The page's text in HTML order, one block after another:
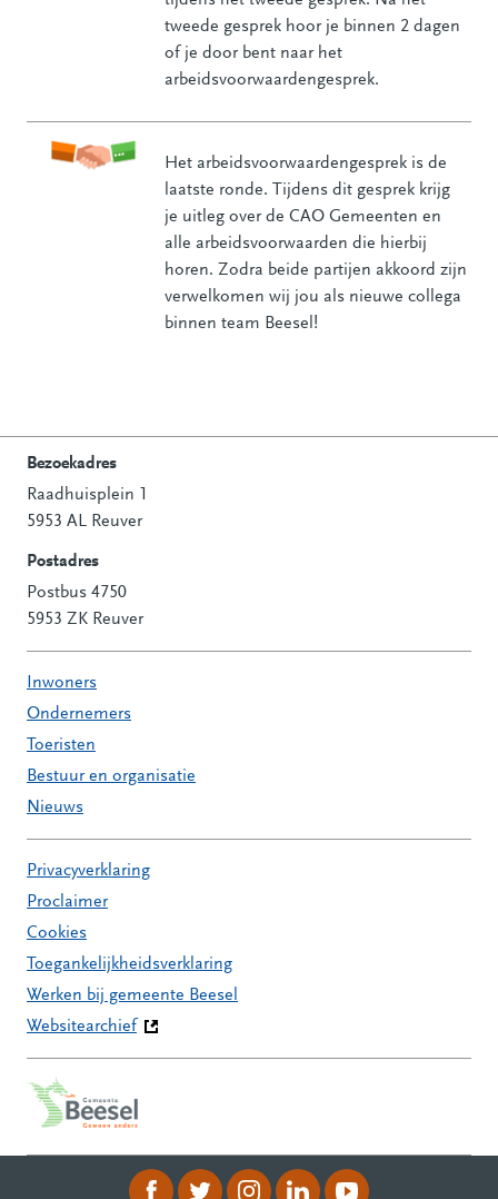
tweede gesprek hoor je binnen 2 dagen
of je door bent naar het
arbeidsvoorwaardengesprek.
Het arbeidsvoorwaardengesprek is de
laatste ronde. Tijdens dit gesprek krijg
je uitleg over de CAO Gemeenten en
alle arbeidsvoorwaarden die hierbij
horen. Zodra beide partijen akkoord zijn
verwelkomen wij jou als nieuwe collega
binnen team Beesel!
Contactinformatie
Bezoekadres
Raadhuisplein 1
5953 AL Reuver
Postadres
Postbus 4750
5953 ZK Reuver
Inwoners
Ondernemers
Toeristen
Bestuur en organisatie
Nieuws
Privacyverklaring
Proclaimer
Cookies
Toegankelijkheidsverklaring
Werken bij gemeente Beesel
Websitearchief